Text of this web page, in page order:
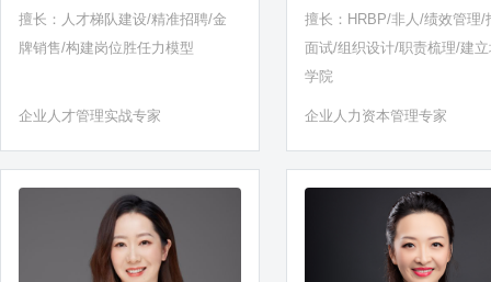
擅长：人才梯队建设/精准招聘/金
牌销售/构建岗位胜任力模型
企业人才管理实战专家
擅长：HRBP/非人/绩效管理/
面试/组织设计/职责梳理/建
学院
企业人力资本管理专家